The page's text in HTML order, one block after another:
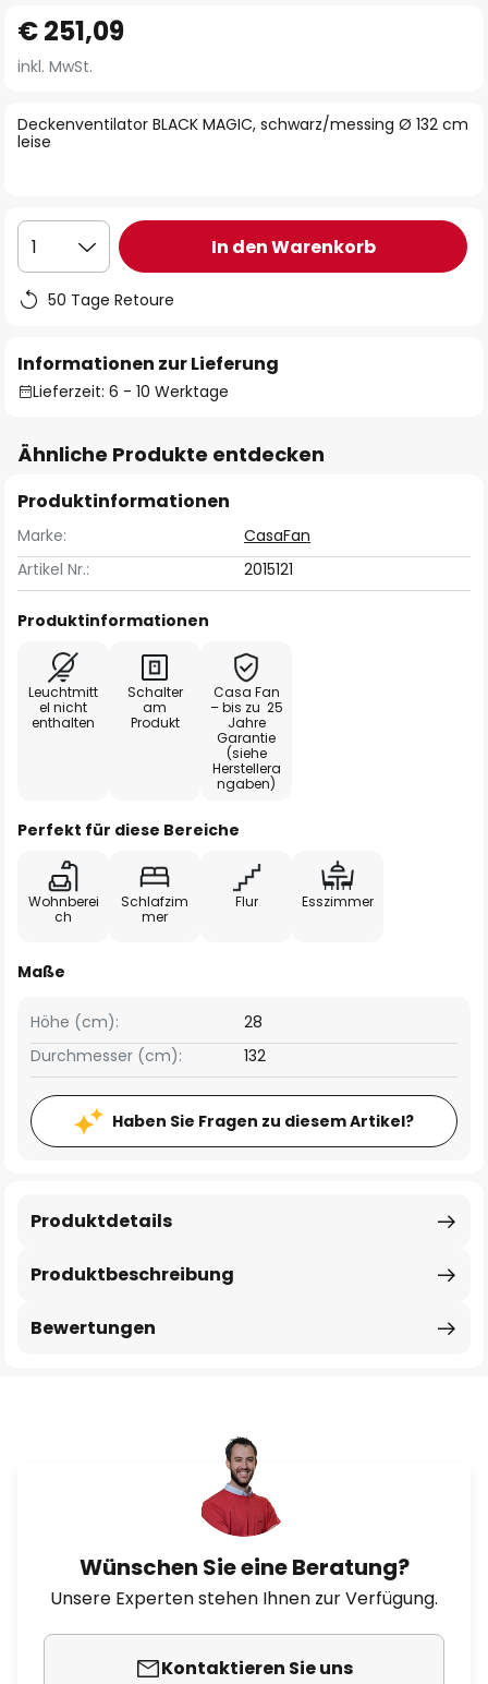
Anfang
der
springen
Deckenventilator BLACK MAGIC, schwarz/messing Ø 132 cm
leise
€ 251,09
inkl. MwSt.
1 In den Warenkorb
50 Tage Retoure
Informationen zur Lieferung
Lieferzeit: 6 - 10 Werktage
Ähnliche Produkte entdecken
Produktinformationen
Marke:
CasaFan
Artikel Nr.:
2015121
Produktinformationen
Leuchtmitt
el nicht
enthalten
Schalter
am
Produkt
Casa Fan
– bis zu 25
Jahre
Garantie
(siehe
Herstellera
ngaben)
Perfekt für diese Bereiche
Wohnberei
ch
Schlafzim
mer
Flur Esszimmer
Maße
Höhe (cm):
28
Durchmesser (cm):
132
Haben Sie Fragen zu diesem Artikel?
Produktbeschreibung
Produktdetails
Bewertungen
Wünschen Sie eine Beratung?
Unsere Experten stehen Ihnen zur Verfügung.
Kontaktieren Sie uns